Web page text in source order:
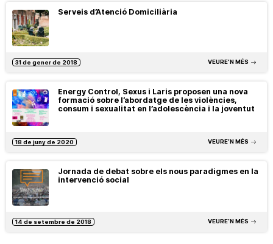
Serveis d’Atenció Domiciliària
31 de gener de 2018 VEURE’N MÉS
Energy Control, Sexus i Laris proposen una nova
formació sobre l’abordatge de les violències,
consum i sexualitat en l’adolescència i la joventut
18 de juny de 2020 VEURE’N MÉS
Jornada de debat sobre els nous paradigmes en la
intervenció social
14 de setembre de 2018 VEURE’N MÉS